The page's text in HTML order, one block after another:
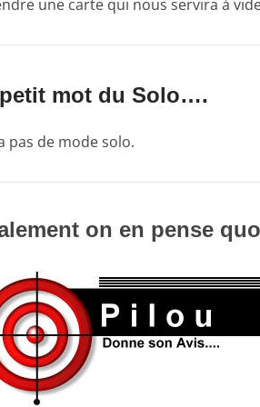
une carte qui nous servira à
mot du Solo….
pas de mode solo.
on en pense